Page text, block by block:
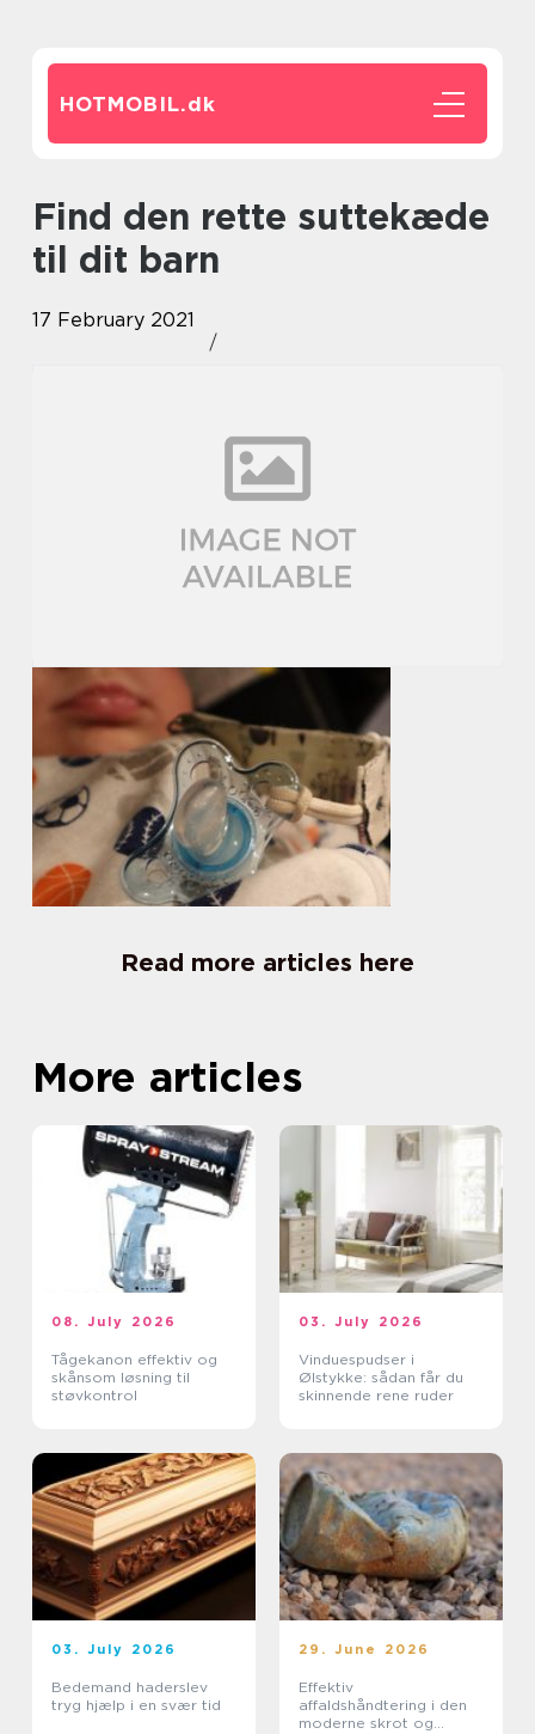
HOTMOBIL.dk
Find den rette suttekæde
til dit barn
17 February 2021
Read more articles here
More articles
08. July 2026
Tågekanon effektiv og
skånsom løsning til
støvkontrol
03. July 2026
Vinduespudser i
Ølstykke: sådan får du
skinnende rene ruder
03. July 2026
Bedemand haderslev
tryg hjælp i en svær tid
29. June 2026
Effektiv
affaldshåndtering i den
moderne skrot og